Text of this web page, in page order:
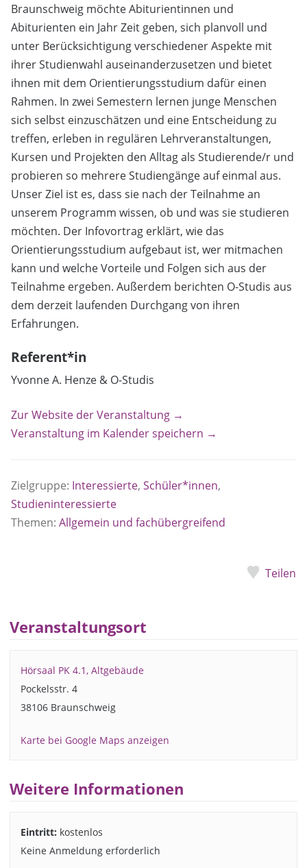
Braunschweig möchte Abiturientinnen und
Abiturienten ein Jahr Zeit geben, sich planvoll und
unter Berücksichtigung verschiedener Aspekte mit
ihrer Studienwahl auseinanderzusetzen und bietet
ihnen mit dem Orientierungsstudium dafür einen
Rahmen. In zwei Semestern lernen junge Menschen
sich selbst einzuschätzen und eine Entscheidung zu
treffen, erleben in regulären Lehrveranstaltungen,
Kursen und Projekten den Alltag als Studierende/r und
probieren so mehrere Studiengänge auf einmal aus.
Unser Ziel ist es, dass sie nach der Teilnahme an
unserem Programm wissen, ob und was sie studieren
möchten. Der Infovortrag erklärt, wie das
Orientierungsstudium aufgebaut ist, wer mitmachen
kann und welche Vorteile und Folgen sich aus der
Teilnahme ergeben. Außerdem berichten O-Studis aus
dem derzeit laufenden Durchgang von ihren
Erfahrungen.
Referent*in
Yvonne A. Henze & O-Studis
Zur Website der Veranstaltung →
Veranstaltung im Kalender speichern →
Zielgruppe: Interessierte, Schüler*innen,
Studieninteressierte
Themen: Allgemein und fachübergreifend
Teilen
Veranstaltungsort
Hörsaal PK 4.1, Altgebäude
Pockelsstr. 4
38106 Braunschweig
Karte bei Google Maps anzeigen
Weitere Informationen
Eintritt: kostenlos
Keine Anmeldung erforderlich